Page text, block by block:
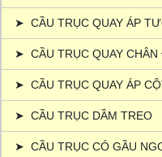
➤ CẦU TRỤC QUAY ÁP
➤ CẦU TRỤC QUAY CHÂN
➤ CẦU TRỤC QUAY ÁP
➤ CẦU TRỤC DẦM TREO
➤ CẦU TRỤC CÓ GẦU